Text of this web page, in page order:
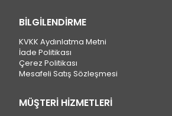
BİLGİLENDİRME
KVKK Aydınlatma Metni
İade Politikası
Çerez Politikası
Mesafeli Satış Sözleşmesi
MÜŞTERİ HİZMETLERİ